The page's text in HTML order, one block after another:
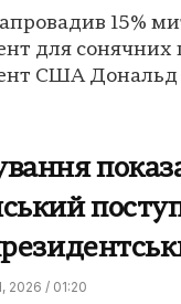
15%
для сонячних
США Дональд
/ 01:20